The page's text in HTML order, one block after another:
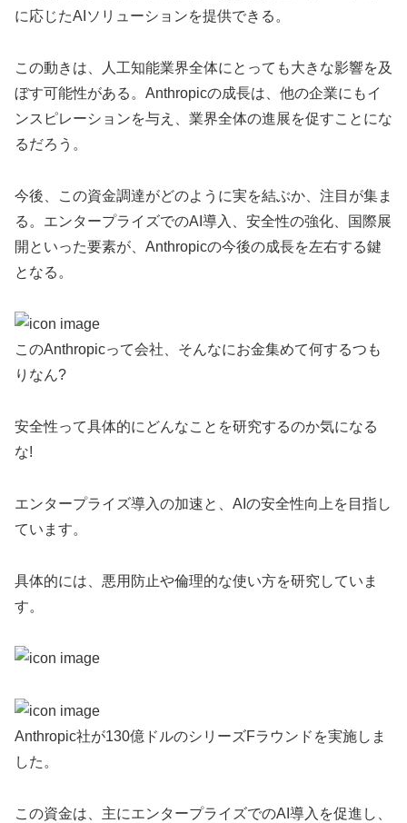
に応じたAIソリューションを提供できる。
この動きは、人工知能業界全体にとっても大きな影響を及
ぼす可能性がある。Anthropicの成長は、他の企業にもイ
ンスピレーションを与え、業界全体の進展を促すことにな
るだろう。
今後、この資金調達がどのように実を結ぶか、注目が集ま
る。エンタープライズでのAI導入、安全性の強化、国際展
開といった要素が、Anthropicの今後の成長を左右する鍵
となる。
このAnthropicって会社、そんなにお金集めて何するつも
りなん?
安全性って具体的にどんなことを研究するのか気になる
な!
エンタープライズ導入の加速と、AIの安全性向上を目指し
ています。
具体的には、悪用防止や倫理的な使い方を研究していま
す。
Anthropic社が130億ドルのシリーズFラウンドを実施しま
した。
この資金は、主にエンタープライズでのAI導入を促進し、